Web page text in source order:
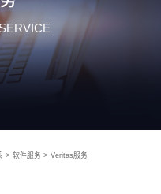
> 软件服务 > Veritas服务